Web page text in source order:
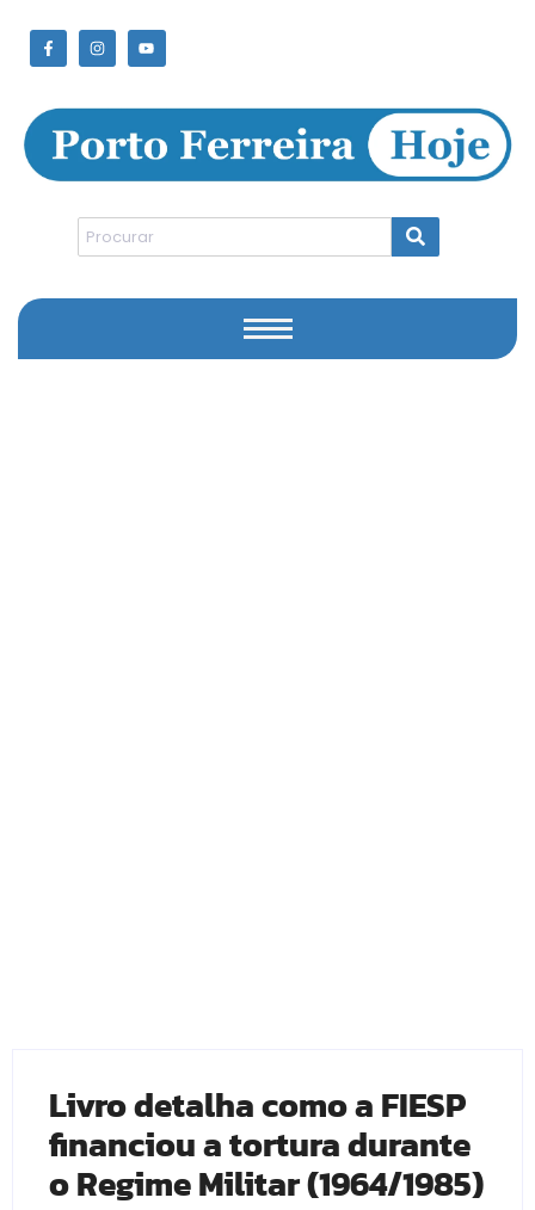
Livro detalha como a FIESP
financiou a tortura durante
o Regime Militar (1964/1985)